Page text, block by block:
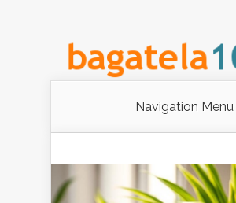
Navigation Menu